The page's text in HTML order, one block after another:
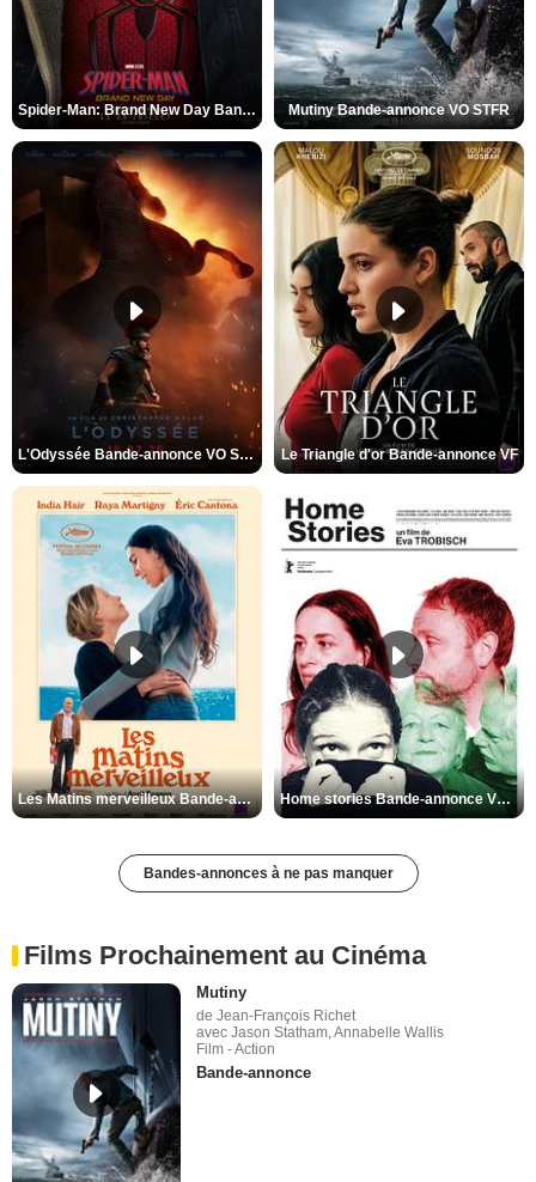
Spider-Man: Brand New Day Bande-annonce VO STFR Mutiny Bande-annonce VO STFR
L'Odyssée Bande-annonce VO STFR Le Triangle d'or Bande-annonce VF
Les Matins merveilleux Bande-annonce VF Home stories Bande-annonce VO STFR
Bandes-annonces à ne pas manquer
Films Prochainement au Cinéma
Mutiny
de Jean-François Richet
avec Jason Statham, Annabelle Wallis
Film - Action
Bande-annonce